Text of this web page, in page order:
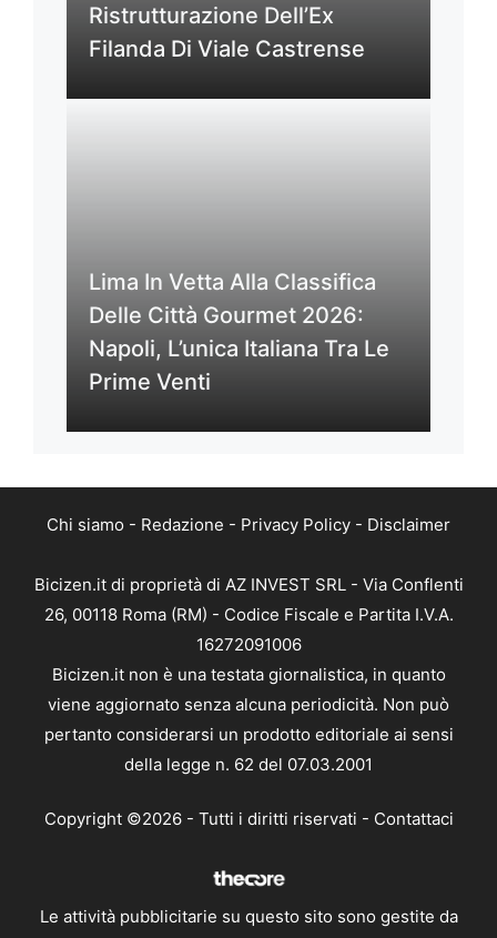
Ristrutturazione Dell’Ex
Filanda Di Viale Castrense
Lima In Vetta Alla Classifica
Delle Città Gourmet 2026:
Napoli, L’unica Italiana Tra Le
Prime Venti
Chi siamo - Redazione - Privacy Policy - Disclaimer
Bicizen.it di proprietà di AZ INVEST SRL - Via Conflenti
26, 00118 Roma (RM) - Codice Fiscale e Partita I.V.A.
16272091006
Bicizen.it non è una testata giornalistica, in quanto
viene aggiornato senza alcuna periodicità. Non può
pertanto considerarsi un prodotto editoriale ai sensi
della legge n. 62 del 07.03.2001
Copyright ©2026 - Tutti i diritti riservati - Contattaci
Le attività pubblicitarie su questo sito sono gestite da